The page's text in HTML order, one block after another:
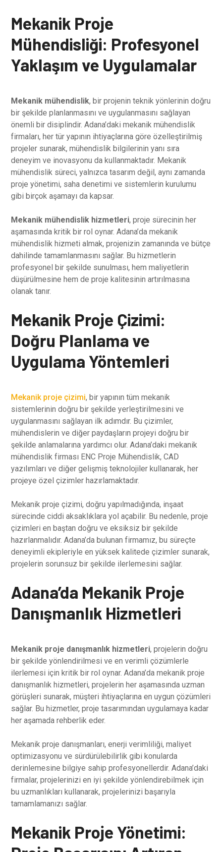
Mekanik Proje
Mühendisliği: Profesyonel
Yaklaşım ve Uygulamalar
Mekanik mühendislik, bir projenin teknik yönlerinin doğru
bir şekilde planlanmasını ve uygulanmasını sağlayan
önemli bir disiplindir. Adana’daki mekanik mühendislik
firmaları, her tür yapının ihtiyaçlarına göre özelleştirilmiş
projeler sunarak, mühendislik bilgilerinin yanı sıra
deneyim ve inovasyonu da kullanmaktadır. Mekanik
mühendislik süreci, yalnızca tasarım değil, aynı zamanda
proje yönetimi, saha denetimi ve sistemlerin kurulumu
gibi birçok aşamayı da kapsar.
Mekanik mühendislik hizmetleri, proje sürecinin her
aşamasında kritik bir rol oynar. Adana’da mekanik
mühendislik hizmeti almak, projenizin zamanında ve bütçe
dahilinde tamamlanmasını sağlar. Bu hizmetlerin
profesyonel bir şekilde sunulması, hem maliyetlerin
düşürülmesine hem de proje kalitesinin artırılmasına
olanak tanır.
Mekanik Proje Çizimi:
Doğru Planlama ve
Uygulama Yöntemleri
Mekanik proje çizimi, bir yapının tüm mekanik
sistemlerinin doğru bir şekilde yerleştirilmesini ve
uygulanmasını sağlayan ilk adımdır. Bu çizimler,
mühendislerin ve diğer paydaşların projeyi doğru bir
şekilde anlamalarına yardımcı olur. Adana’daki mekanik
mühendislik firması ENC Proje Mühendislik, CAD
yazılımları ve diğer gelişmiş teknolojiler kullanarak, her
projeye özel çizimler hazırlamaktadır.
Mekanik proje çizimi, doğru yapılmadığında, inşaat
sürecinde ciddi aksaklıklara yol açabilir. Bu nedenle, proje
çizimleri en baştan doğru ve eksiksiz bir şekilde
hazırlanmalıdır. Adana’da bulunan firmamız, bu süreçte
deneyimli ekipleriyle en yüksek kalitede çizimler sunarak,
projelerin sorunsuz bir şekilde ilerlemesini sağlar.
Adana’da Mekanik Proje
Danışmanlık Hizmetleri
Mekanik proje danışmanlık hizmetleri, projelerin doğru
bir şekilde yönlendirilmesi ve en verimli çözümlerle
ilerlemesi için kritik bir rol oynar. Adana’da mekanik proje
danışmanlık hizmetleri, projelerin her aşamasında uzman
görüşleri sunarak, müşteri ihtiyaçlarına en uygun çözümleri
sağlar. Bu hizmetler, proje tasarımından uygulamaya kadar
her aşamada rehberlik eder.
Mekanik proje danışmanları, enerji verimliliği, maliyet
optimizasyonu ve sürdürülebilirlik gibi konularda
derinlemesine bilgiye sahip profesyonellerdir. Adana’daki
firmalar, projelerinizi en iyi şekilde yönlendirebilmek için
bu uzmanlıkları kullanarak, projelerinizi başarıyla
tamamlamanızı sağlar.
Mekanik Proje Yönetimi: